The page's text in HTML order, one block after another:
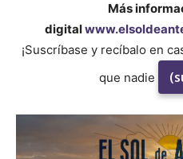
Más
digital
¡Suscríbase y recíbalo en
que nadie